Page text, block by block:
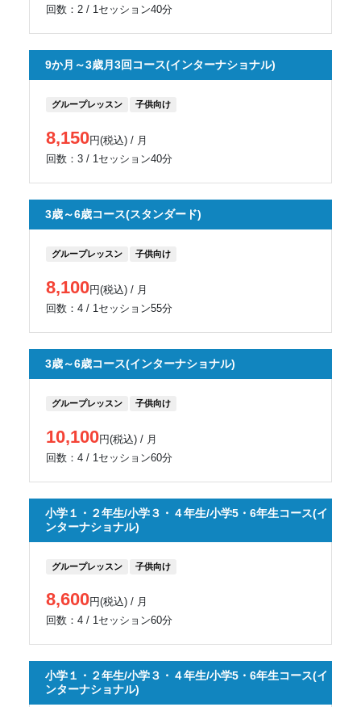
回数：2 / 1セッション40分
9か月～3歳月3回コース(インターナショナル)
グループレッスン 子供向け
8,150円(税込) / 月
回数：3 / 1セッション40分
3歳～6歳コース(スタンダード)
グループレッスン 子供向け
8,100円(税込) / 月
回数：4 / 1セッション55分
3歳～6歳コース(インターナショナル)
グループレッスン 子供向け
10,100円(税込) / 月
回数：4 / 1セッション60分
小学１・２年生/小学３・４年生/小学5・6年生コース(イ
ンターナショナル)
グループレッスン 子供向け
8,600円(税込) / 月
回数：4 / 1セッション60分
小学１・２年生/小学３・４年生/小学5・6年生コース(イ
ンターナショナル)